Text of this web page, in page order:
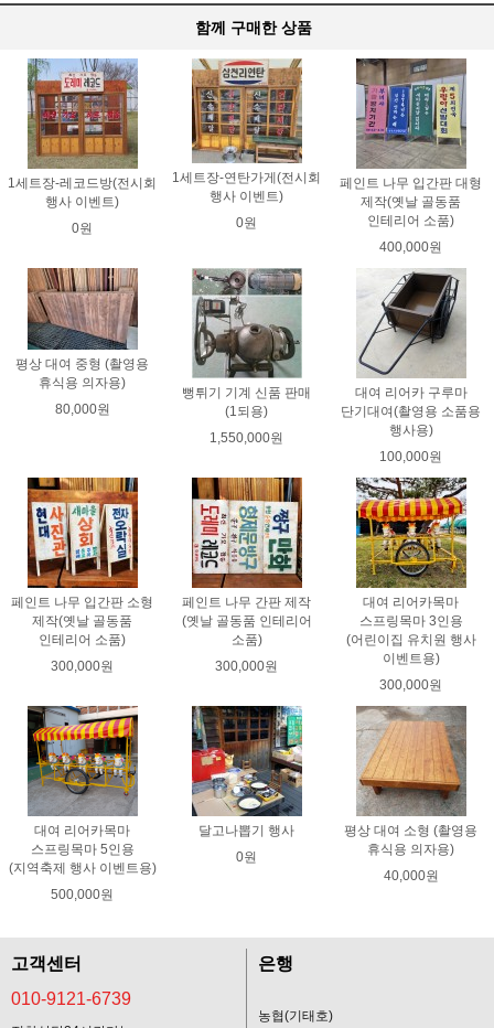
함께 구매한 상품
1세트장-레코드방(전시회
행사 이벤트)
0원
1세트장-연탄가게(전시회
행사 이벤트)
0원
페인트 나무 입간판 대형
제작(옛날 골동품
인테리어 소품)
400,000원
평상 대여 중형 (촬영용
휴식용 의자용)
80,000원
뻥튀기 기계 신품 판매
(1되용)
1,550,000원
대여 리어카 구루마
단기대여(촬영용 소품용
행사용)
100,000원
페인트 나무 입간판 소형
제작(옛날 골동품
인테리어 소품)
300,000원
페인트 나무 간판 제작
(옛날 골동품 인테리어
소품)
300,000원
대여 리어카목마
스프링목마 3인용
(어린이집 유치원 행사
이벤트용)
300,000원
대여 리어카목마
스프링목마 5인용
(지역축제 행사 이벤트용)
500,000원
달고나뽑기 행사
0원
평상 대여 소형 (촬영용
휴식용 의자용)
40,000원
고객센터
010-9121-6739
은행
농협(기태호)